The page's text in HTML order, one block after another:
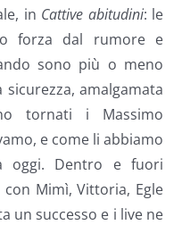
in Cattive abitudini: le
forza dal rumore e
sono più o meno
amalgamata
tornati i Massimo
e come li abbiamo
oggi. Dentro e fuori
Mimì, Vittoria, Egle
un successo e i live ne